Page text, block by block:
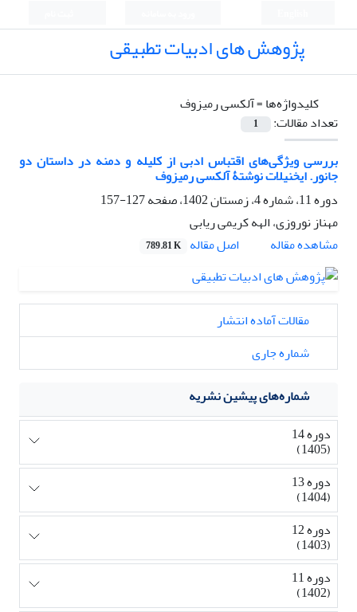
پژوهش های ادبیات تطبیقی
کلیدواژه‌ها =آلکسی رمیزوف
تعداد مقالات:
1
بررسی ویژگی‌های اقتباس ادبی از کلیله و دمنه در داستان دو
جانور. ایخنیلات نوشتۀ آلکسی رمیزوف
دوره 11، شماره 4، زمستان 1402، صفحه
127-157
مهناز نوروزی، الهه کریمی ریابی
مشاهده مقاله
اصل مقاله 789.81 K
مقالات آماده انتشار
شماره جاری
شماره‌های پیشین نشریه
دوره 14
(1405)
دوره 13
(1404)
دوره 12
(1403)
دوره 11
(1402)